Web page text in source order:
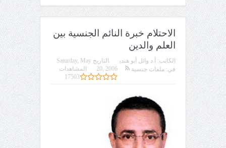
الاحتلام خبرة النائم الجنسية بين
العلم والدين
الكاتب: أ.د وائل أبو هندي التاريخ Saturday, May
20, 2006
في: ملفات جنسية
المشاهدات
17503